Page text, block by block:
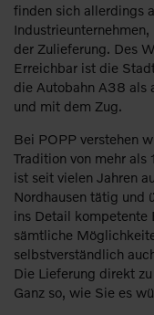
finden sich allerdings
der Zulieferung. Des
Erreichbar ist die
die Autobahn A38 als
und mit dem Zug.
Bei POPP verstehen
Tradition von mehr als
ist seit vielen Jahren
Nordhausen tätig und
ins Detail kompetente
sämtliche
selbstverständlich
Die Lieferung direkt
Ganz so, wie Sie es